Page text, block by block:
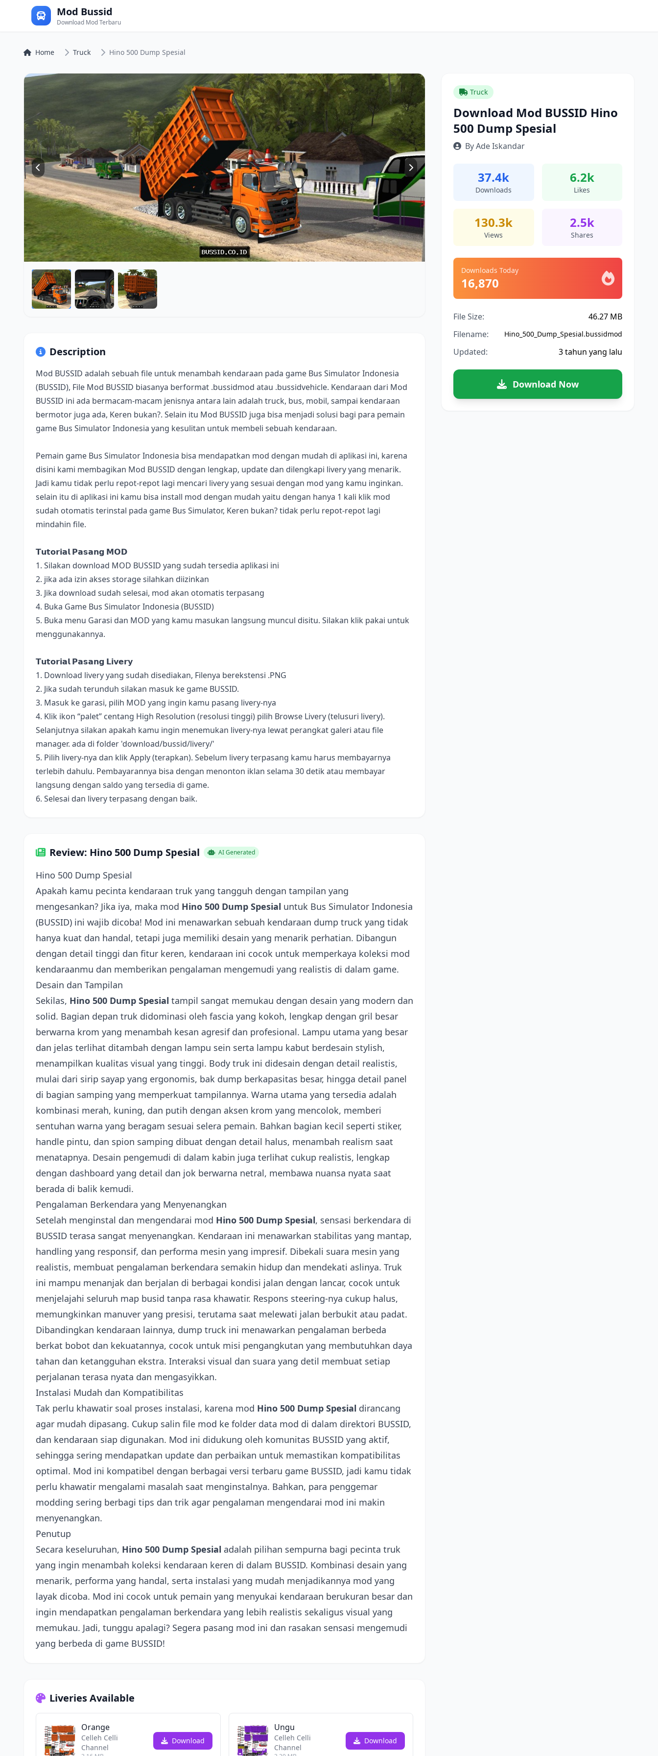
Mod Bussid
Download Mod Terbaru
Home Truck Hino 500 Dump Spesial
Description
Mod BUSSID adalah sebuah file untuk menambah kendaraan pada game Bus Simulator Indonesia
(BUSSID), File Mod BUSSID biasanya berformat .bussidmod atau .bussidvehicle. Kendaraan dari Mod
BUSSID ini ada bermacam-macam jenisnya antara lain adalah truck, bus, mobil, sampai kendaraan
bermotor juga ada, Keren bukan?. Selain itu Mod BUSSID juga bisa menjadi solusi bagi para pemain
game Bus Simulator Indonesia yang kesulitan untuk membeli sebuah kendaraan.
Pemain game Bus Simulator Indonesia bisa mendapatkan mod dengan mudah di aplikasi ini, karena
disini kami membagikan Mod BUSSID dengan lengkap, update dan dilengkapi livery yang menarik.
Jadi kamu tidak perlu repot-repot lagi mencari livery yang sesuai dengan mod yang kamu inginkan.
selain itu di aplikasi ini kamu bisa install mod dengan mudah yaitu dengan hanya 1 kali klik mod
sudah otomatis terinstal pada game Bus Simulator, Keren bukan? tidak perlu repot-repot lagi
mindahin file.
𝗧𝘂𝘁𝗼𝗿𝗶𝗮𝗹 𝗣𝗮𝘀𝗮𝗻𝗴 𝗠𝗢𝗗
1. Silakan download MOD BUSSID yang sudah tersedia aplikasi ini
2. jika ada izin akses storage silahkan diizinkan
3. Jika download sudah selesai, mod akan otomatis terpasang
4. Buka Game Bus Simulator Indonesia (BUSSID)
5. Buka menu Garasi dan MOD yang kamu masukan langsung muncul disitu. Silakan klik pakai untuk
menggunakannya.
𝗧𝘂𝘁𝗼𝗿𝗶𝗮𝗹 𝗣𝗮𝘀𝗮𝗻𝗴 𝗟𝗶𝘃𝗲𝗿𝘆
1. Download livery yang sudah disediakan, Filenya berekstensi .PNG
2. Jika sudah terunduh silakan masuk ke game BUSSID.
3. Masuk ke garasi, pilih MOD yang ingin kamu pasang livery-nya
4. Klik ikon “palet” centang High Resolution (resolusi tinggi) pilih Browse Livery (telusuri livery).
Selanjutnya silakan apakah kamu ingin menemukan livery-nya lewat perangkat galeri atau file
manager. ada di folder 'download/bussid/livery/'
5. Pilih livery-nya dan klik Apply (terapkan). Sebelum livery terpasang kamu harus membayarnya
terlebih dahulu. Pembayarannya bisa dengan menonton iklan selama 30 detik atau membayar
langsung dengan saldo yang tersedia di game.
6. Selesai dan livery terpasang dengan baik.
Review: Hino 500 Dump Spesial AI Generated
Hino 500 Dump Spesial
Apakah kamu pecinta kendaraan truk yang tangguh dengan tampilan yang
mengesankan? Jika iya, maka mod Hino 500 Dump Spesial untuk Bus Simulator Indonesia
(BUSSID) ini wajib dicoba! Mod ini menawarkan sebuah kendaraan dump truck yang tidak
hanya kuat dan handal, tetapi juga memiliki desain yang menarik perhatian. Dibangun
dengan detail tinggi dan fitur keren, kendaraan ini cocok untuk memperkaya koleksi mod
kendaraanmu dan memberikan pengalaman mengemudi yang realistis di dalam game.
Desain dan Tampilan
Sekilas, Hino 500 Dump Spesial tampil sangat memukau dengan desain yang modern dan
solid. Bagian depan truk didominasi oleh fascia yang kokoh, lengkap dengan gril besar
berwarna krom yang menambah kesan agresif dan profesional. Lampu utama yang besar
dan jelas terlihat ditambah dengan lampu sein serta lampu kabut berdesain stylish,
menampilkan kualitas visual yang tinggi. Body truk ini didesain dengan detail realistis,
mulai dari sirip sayap yang ergonomis, bak dump berkapasitas besar, hingga detail panel
di bagian samping yang memperkuat tampilannya. Warna utama yang tersedia adalah
kombinasi merah, kuning, dan putih dengan aksen krom yang mencolok, memberi
sentuhan warna yang beragam sesuai selera pemain. Bahkan bagian kecil seperti stiker,
handle pintu, dan spion samping dibuat dengan detail halus, menambah realism saat
menatapnya. Desain pengemudi di dalam kabin juga terlihat cukup realistis, lengkap
dengan dashboard yang detail dan jok berwarna netral, membawa nuansa nyata saat
berada di balik kemudi.
Pengalaman Berkendara yang Menyenangkan
Setelah menginstal dan mengendarai mod Hino 500 Dump Spesial, sensasi berkendara di
BUSSID terasa sangat menyenangkan. Kendaraan ini menawarkan stabilitas yang mantap,
handling yang responsif, dan performa mesin yang impresif. Dibekali suara mesin yang
realistis, membuat pengalaman berkendara semakin hidup dan mendekati aslinya. Truk
ini mampu menanjak dan berjalan di berbagai kondisi jalan dengan lancar, cocok untuk
menjelajahi seluruh map busid tanpa rasa khawatir. Respons steering-nya cukup halus,
memungkinkan manuver yang presisi, terutama saat melewati jalan berbukit atau padat.
Dibandingkan kendaraan lainnya, dump truck ini menawarkan pengalaman berbeda
berkat bobot dan kekuatannya, cocok untuk misi pengangkutan yang membutuhkan daya
tahan dan ketangguhan ekstra. Interaksi visual dan suara yang detil membuat setiap
perjalanan terasa nyata dan mengasyikkan.
Instalasi Mudah dan Kompatibilitas
Tak perlu khawatir soal proses instalasi, karena mod Hino 500 Dump Spesial dirancang
agar mudah dipasang. Cukup salin file mod ke folder data mod di dalam direktori BUSSID,
dan kendaraan siap digunakan. Mod ini didukung oleh komunitas BUSSID yang aktif,
sehingga sering mendapatkan update dan perbaikan untuk memastikan kompatibilitas
optimal. Mod ini kompatibel dengan berbagai versi terbaru game BUSSID, jadi kamu tidak
perlu khawatir mengalami masalah saat menginstalnya. Bahkan, para penggemar
modding sering berbagi tips dan trik agar pengalaman mengendarai mod ini makin
menyenangkan.
Penutup
Secara keseluruhan, Hino 500 Dump Spesial adalah pilihan sempurna bagi pecinta truk
yang ingin menambah koleksi kendaraan keren di dalam BUSSID. Kombinasi desain yang
menarik, performa yang handal, serta instalasi yang mudah menjadikannya mod yang
layak dicoba. Mod ini cocok untuk pemain yang menyukai kendaraan berukuran besar dan
ingin mendapatkan pengalaman berkendara yang lebih realistis sekaligus visual yang
memukau. Jadi, tunggu apalagi? Segera pasang mod ini dan rasakan sensasi mengemudi
yang berbeda di game BUSSID!
Liveries Available
Orange
Celleh Celli
Channel
Download
Ungu
Celleh Celli
Channel
Download
Truck
Download Mod BUSSID Hino
500 Dump Spesial
By Ade Iskandar
37.4k
Downloads
6.2k
Likes
130.3k
Views
2.5k
Shares
Downloads Today
16,870
File Size:
46.27 MB
Filename:
Hino_500_Dump_Spesial.bussidmod
Updated: 3 tahun yang lalu
Download Now